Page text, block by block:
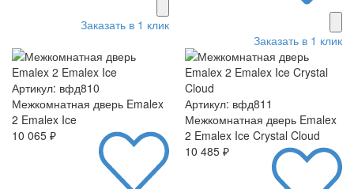
Заказать в 1 клик
Заказать в 1 клик
Артикул: вфд810
Межкомнатная дверь Emalex
2 Emalex Ice
10 065 ₽
Артикул: вфд811
Межкомнатная дверь Emalex
2 Emalex Ice Crystal Cloud
10 485 ₽